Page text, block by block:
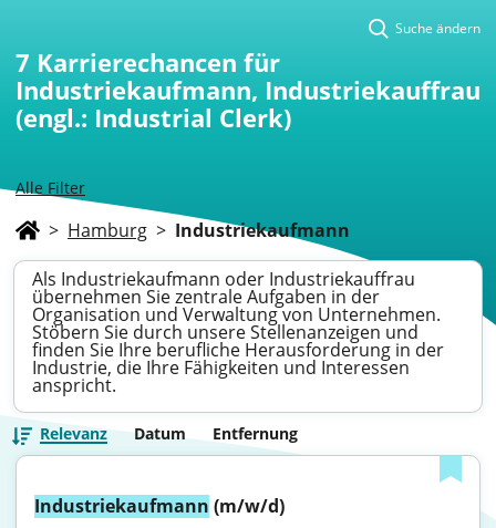
Alle Filter
Suche ändern
7 Karrierechancen für
Industriekaufmann, Industriekauffrau
(engl.: Industrial Clerk)
> Hamburg > Industriekaufmann
Als Industriekaufmann oder Industriekauffrau
übernehmen Sie zentrale Aufgaben in der
Organisation und Verwaltung von Unternehmen.
Stöbern Sie durch unsere Stellenanzeigen und
finden Sie Ihre berufliche Herausforderung in der
Industrie, die Ihre Fähigkeiten und Interessen
anspricht.
Relevanz Datum Entfernung
Industriekaufmann (m/w/d)